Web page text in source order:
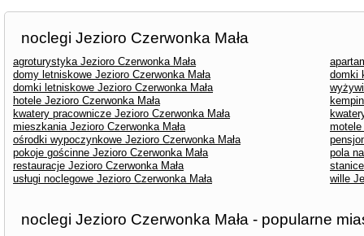
noclegi Jezioro Czerwonka Mała
agroturystyka Jezioro Czerwonka Mała
domy letniskowe Jezioro Czerwonka Mała
domki
domki letniskowe Jezioro Czerwonka Mała
hotele Jezioro Czerwonka Mała
kwatery pracownicze Jezioro Czerwonka Mała
mieszkania Jezioro Czerwonka Mała
motele
ośrodki wypoczynkowe Jezioro Czerwonka Mała
pokoje gościnne Jezioro Czerwonka Mała
pola
restauracje Jezioro Czerwonka Mała
usługi noclegowe Jezioro Czerwonka Mała
wille
noclegi Jezioro Czerwonka Mała - popularne